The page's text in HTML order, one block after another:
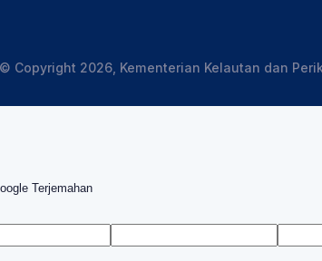
© Copyright 2026, Kementerian Kelautan dan
Terjemahan